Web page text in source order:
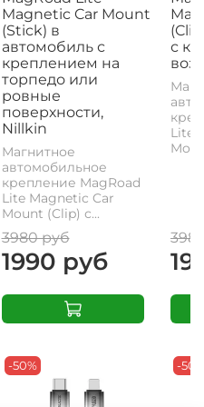
Magnetic Car Mount
(Stick) в
автомобиль с
креплением на
торпедо или
ровные
поверхности,
Nillkin
Магнитное
автомобильное
крепление MagRoad
Lite Magnetic Car
Mount (Clip) с...
3980 руб
1990 руб
с
Lite
-50% -